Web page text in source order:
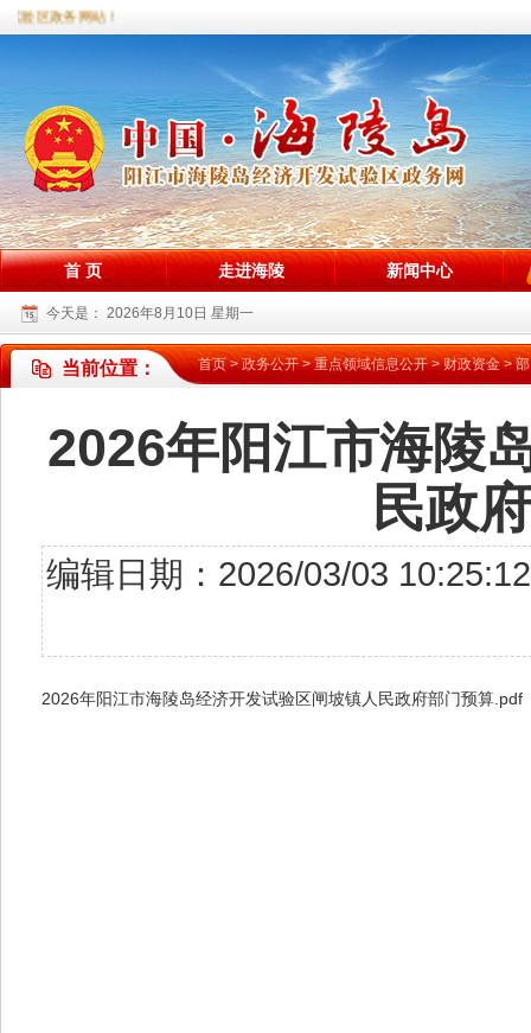
验区政务网站！
首 页 走进海陵 新闻中心
今天是： 2026年8月10日 星期一
当前位置： 首页>政务公开>重点领域信息公开>财政资金>
2026年阳江市海陵
民政
编辑日期：2026/03/03
2026年阳江市海陵岛经济开发试验区闸坡镇人民政府部门预算.pdf